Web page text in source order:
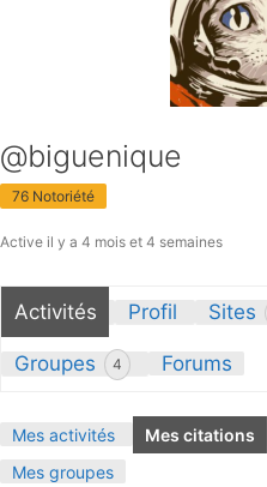
@biguenique
76 Notoriété
Active il y a 4 mois et 4 semaines
Activités Profil Sites
Groupes 4 Forums
Mes activités Mes citations
Mes groupes